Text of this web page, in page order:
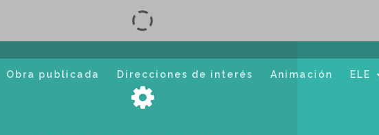
Obra publicada Direcciones de interés Animación ELE